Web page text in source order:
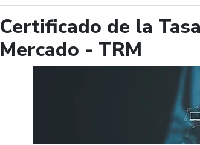
Certificado de la
Mercado - TRM